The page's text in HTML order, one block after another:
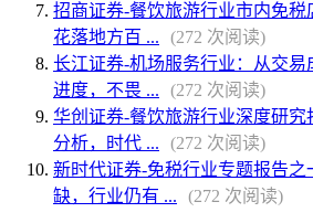
招商证券-餐饮旅游行业市内免税
花落地方百 ...
(272 次阅读)
长江证券-机场服务行业：从交易
进度，不畏 ...
(272 次阅读)
华创证券-餐饮旅游行业深度研究
分析，时代 ...
(272 次阅读)
新时代证券-免税行业专题报告之
缺，行业仍有 ...
(272 次阅读)